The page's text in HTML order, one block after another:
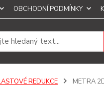
OBCHODNÍ PODMÍNKY
REDUKCE METRA